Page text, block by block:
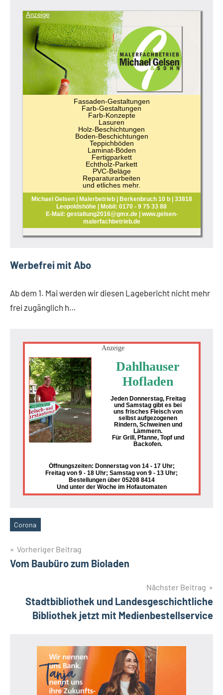
Anzeige
Fassaden-Gestaltungen
Farb-Gestaltungen
Farb-Konzepte
Lasuren
Holz-Beschichtungen
Boden-Beschichtungen
Teppichböden
Laminat-Böden
Fertigparkett
Echtholz-Parkett
PVC-Beläge
Reparaturarbeiten
und etliches mehr.
Michael Gelsen | Malerbetrieb | Berkenbruch 10 b | 33818
Leopoldshöhe | Mobil: 0170 - 9 75 33 88
E-Mail: gestaltung2016@gmx.de | www.gelsen-
malerfachbetrieb.de
Werbefrei mit Abo
Ab dem 1. Mai werden wir diesen Lagebericht nicht mehr
frei zugänglich h…
Anzeige
Dahlhauser
Hofladen
Jeden Donnerstag, Freitag
und Samstag gibt es bei
uns frisches Fleisch von
selbst aufgezogenen
Rindern, Schweinen und
Lämmern.
Für Grill, Pfanne, Topf und
Backofen.
Öffnungszeiten: Donnerstag von 14 - 17 Uhr;
Freitag von 9 - 18 Uhr; Samstag von 9 - 13 Uhr;
Bestellungen über 05208 8414
Und unter der Woche im Hofautomaten
Schlagwörter
Corona
Beitragsnavigation
Vorheriger Beitrag
Vom Baubüro zum Bioladen
Nächster Beitrag
Stadtbibliothek und Landesgeschichtliche
Bibliothek jetzt mit Medienbestellservice